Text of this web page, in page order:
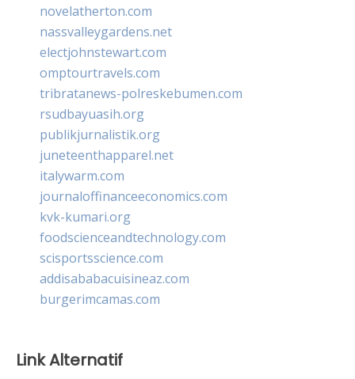
novelatherton.com
nassvalleygardens.net
electjohnstewart.com
omptourtravels.com
tribratanews-polreskebumen.com
rsudbayuasih.org
publikjurnalistik.org
juneteenthapparel.net
italywarm.com
journaloffinanceeconomics.com
kvk-kumari.org
foodscienceandtechnology.com
scisportsscience.com
addisababacuisineaz.com
burgerimcamas.com
Link Alternatif